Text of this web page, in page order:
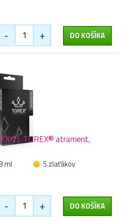
- + DO KOŠÍKA
TOREX® atrament,
ml
5 zlaťákov
- + DO KOŠÍKA